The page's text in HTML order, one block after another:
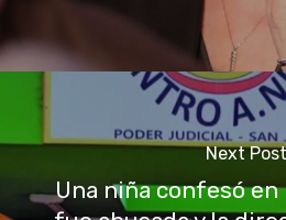
Next Post
Una niña confesó en